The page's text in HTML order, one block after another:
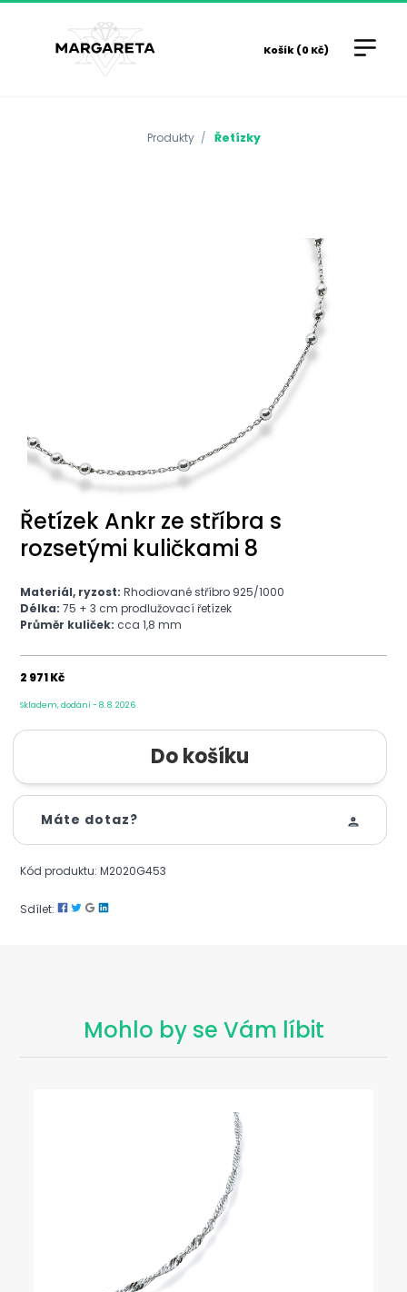
Košík (0 Kč)
Produkty Řetízky
Řetízek Ankr ze stříbra s
rozsetými kuličkami 8
Materiál, ryzost: Rhodiované stříbro 925/1000
Délka: 75 + 3 cm prodlužovací řetízek
Průměr kuliček: cca 1,8 mm
2 971 Kč
Skladem, dodání - 8. 8. 2026
Máte dotaz?
Kód produktu: M2020G453
Sdílet:
Mohlo by se Vám líbit